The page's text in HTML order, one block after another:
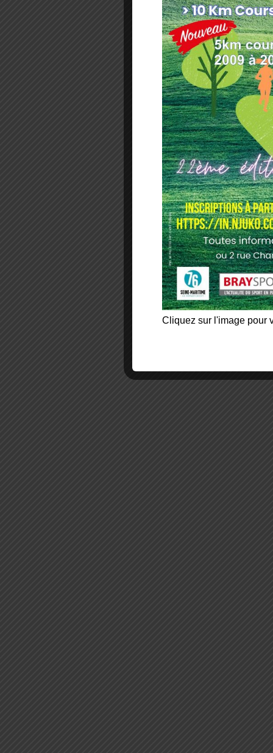
Cliquez sur l'image pour